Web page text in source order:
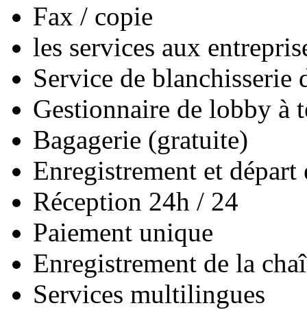
Fax / copie
les services aux
Service de blanchisserie
Gestionnaire de lobby à
Bagagerie (gratuite)
Enregistrement et départ
Réception 24h / 24
Paiement unique
Enregistrement de la
Services multilingues